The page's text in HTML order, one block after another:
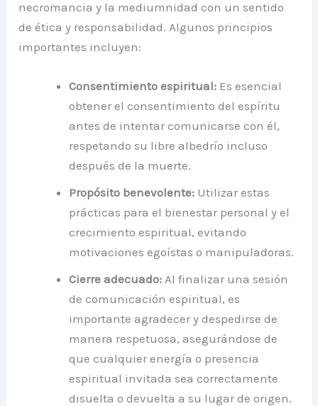
necromancia y la mediumnidad con un sentido
de ética y responsabilidad. Algunos principios
importantes incluyen:
Consentimiento espiritual: Es esencial
obtener el consentimiento del espíritu
antes de intentar comunicarse con él,
respetando su libre albedrío incluso
después de la muerte.
Propósito benevolente: Utilizar estas
prácticas para el bienestar personal y el
crecimiento espiritual, evitando
motivaciones egoístas o manipuladoras.
Cierre adecuado: Al finalizar una sesión
de comunicación espiritual, es
importante agradecer y despedirse de
manera respetuosa, asegurándose de
que cualquier energía o presencia
espiritual invitada sea correctamente
disuelta o devuelta a su lugar de origen.